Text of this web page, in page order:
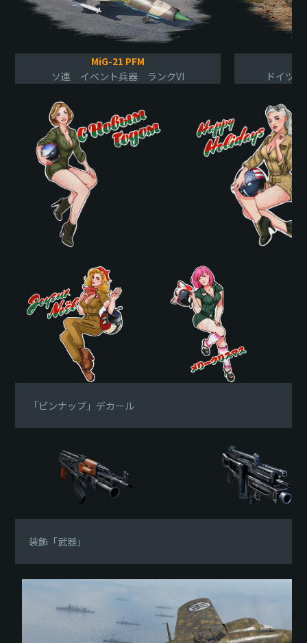
МiG-21 PFМ
ソ連 イベント兵器 ランクVI
ドイツ
「ピンナップ」デカール
装飾「武器」